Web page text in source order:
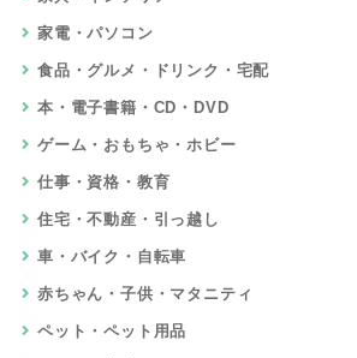
家電・パソコン
食品・グルメ・ドリンク・宅配
本・電子書籍・CD・DVD
ゲーム・おもちゃ・ホビー
仕事・資格・教育
住宅・不動産・引っ越し
車・バイク・自転車
赤ちゃん・子供・マタニティ
ペット・ペット用品